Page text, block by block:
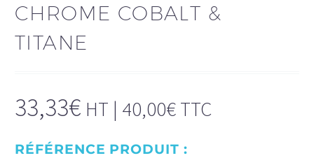
CHROME COBALT &
TITANE
33,33€ HT | 40,00€TTC
RÉFÉRENCE PRODUIT :